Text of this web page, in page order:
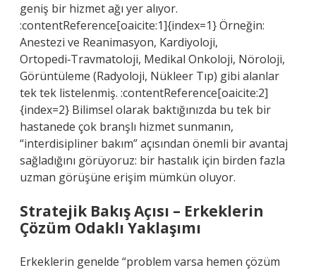
geniş bir hizmet ağı yer alıyor.
:contentReference[oaicite:1]{index=1} Örneğin:
Anestezi ve Reanimasyon, Kardiyoloji,
Ortopedi‑Travmatoloji, Medikal Onkoloji, Nöroloji,
Görüntüleme (Radyoloji, Nükleer Tıp) gibi alanlar
tek tek listelenmiş. :contentReference[oaicite:2]
{index=2} Bilimsel olarak baktığınızda bu tek bir
hastanede çok branşlı hizmet sunmanın,
“interdisipliner bakım” açısından önemli bir avantaj
sağladığını görüyoruz: bir hastalık için birden fazla
uzman görüşüne erişim mümkün oluyor.
Stratejik Bakış Açısı – Erkeklerin
Çözüm Odaklı Yaklaşımı
Erkeklerin genelde “problem varsa hemen çözüm